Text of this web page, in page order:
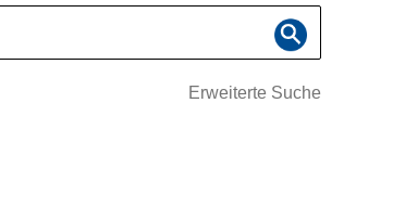
Erweiterte Suche